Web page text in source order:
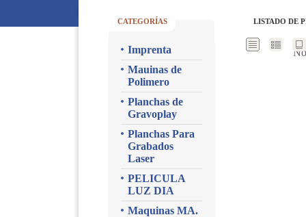
CATEGORÍAS
Imprenta
Mauinas de
Polimero
Planchas de
Gravoplay
Planchas Para
Grabados
Laser
PELICULA
LUZ DIA
Maquinas MA.
LISTADO DE